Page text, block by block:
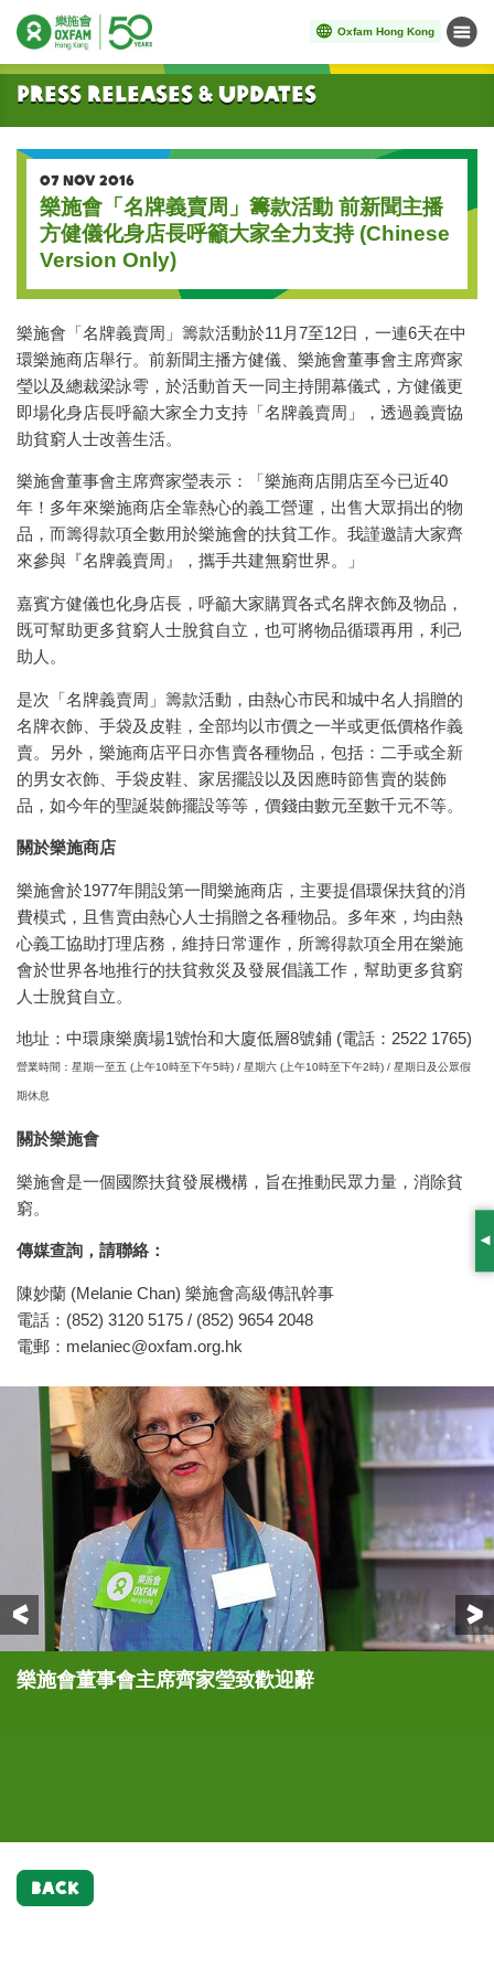
Oxfam Hong Kong Menu
Start main content
Press Releases & Updates
07 NOV 2016
樂施會「名牌義賣周」籌款活動 前新聞主播
方健儀化身店長呼籲大家全力支持 (Chinese
Version Only)
樂施會「名牌義賣周」籌款活動於11月7至12日，一連6天在中
環樂施商店舉行。前新聞主播方健儀、樂施會董事會主席齊家
瑩以及總裁梁詠雩，於活動首天一同主持開幕儀式，方健儀更
即場化身店長呼籲大家全力支持「名牌義賣周」，透過義賣協
助貧窮人士改善生活。
樂施會董事會主席齊家瑩表示：「樂施商店開店至今已近40
年！多年來樂施商店全靠熱心的義工營運，出售大眾捐出的物
品，而籌得款項全數用於樂施會的扶貧工作。我謹邀請大家齊
來參與『名牌義賣周』，攜手共建無窮世界。」
嘉賓方健儀也化身店長，呼籲大家購買各式名牌衣飾及物品，
既可幫助更多貧窮人士脫貧自立，也可將物品循環再用，利己
助人。
是次「名牌義賣周」籌款活動，由熱心市民和城中名人捐贈的
名牌衣飾、手袋及皮鞋，全部均以市價之一半或更低價格作義
賣。另外，樂施商店平日亦售賣各種物品，包括：二手或全新
的男女衣飾、手袋皮鞋、家居擺設以及因應時節售賣的裝飾
品，如今年的聖誕裝飾擺設等等，價錢由數元至數千元不等。
關於樂施商店
樂施會於1977年開設第一間樂施商店，主要提倡環保扶貧的消
費模式，且售賣由熱心人士捐贈之各種物品。多年來，均由熱
心義工協助打理店務，維持日常運作，所籌得款項全用在樂施
會於世界各地推行的扶貧救災及發展倡議工作，幫助更多貧窮
人士脫貧自立。
地址：中環康樂廣場1號怡和大廈低層8號鋪 (電話：2522 1765)
營業時間：星期一至五 (上午10時至下午5時) / 星期六 (上午10時至下午2時) / 星期日及公眾假
期休息
關於樂施會
樂施會是一個國際扶貧發展機構，旨在推動民眾力量，消除貧
窮。
傳媒查詢，請聯絡：
陳妙蘭 (Melanie Chan) 樂施會高級傳訊幹事
電話：(852) 3120 5175 / (852) 9654 2048
電郵： melaniec@oxfam.org.hk
Previous
樂施會董事會主席齊家瑩致歡迎辭
嘉賓方健儀推介樂施商店售賣的Moschino啡藍大
嘉賓方健儀化身樂施商店店長，呼籲大家全力支持樂
嘉賓方健儀化身樂施商店店長，呼籲大家全力支持樂
嘉賓方健儀（前排右六）、樂施會董事會主席齊家瑩
BACK